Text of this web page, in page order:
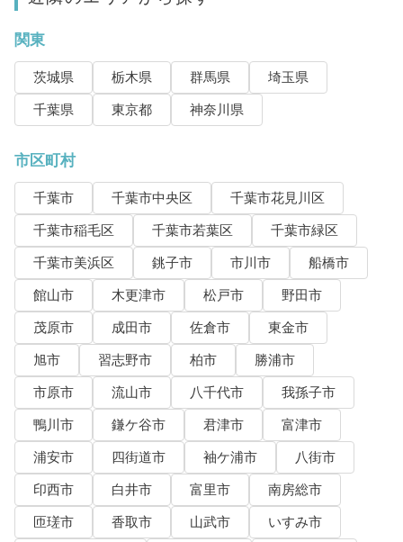
関東
茨城県 栃木県 群馬県
埼玉県
千葉県
東京都 神奈川県
市区町村
千葉市 千葉市中央区
千葉市花見川区
千葉市稲毛区
千葉市若葉区
千葉市緑区
千葉市美浜区
銚子市 市川市
船橋市
館山市
木更津市 松戸市
野田市
茂原市
成田市 佐倉市
東金市
旭市
習志野市 柏市
勝浦市
市原市
流山市 八千代市
我孫子市
鴨川市
鎌ケ谷市 君津市
富津市
浦安市
四街道市 袖ケ浦市
八街市
印西市
白井市 富里市
南房総市
匝瑳市
香取市 山武市
いすみ市